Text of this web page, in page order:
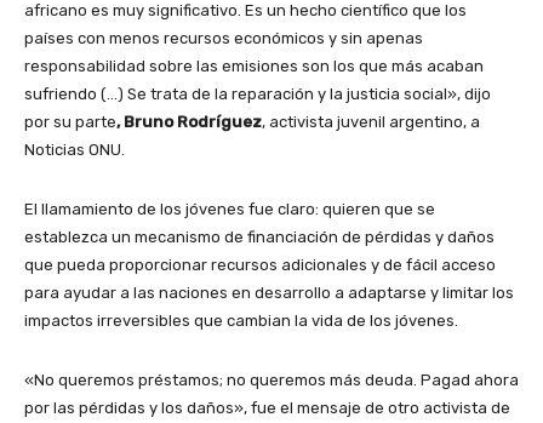
africano es muy significativo. Es un hecho científico que los
países con menos recursos económicos y sin apenas
responsabilidad sobre las emisiones son los que más acaban
sufriendo (…) Se trata de la reparación y la justicia social», dijo
por su parte, Bruno Rodríguez, activista juvenil argentino, a
Noticias ONU.
El llamamiento de los jóvenes fue claro: quieren que se
establezca un mecanismo de financiación de pérdidas y daños
que pueda proporcionar recursos adicionales y de fácil acceso
para ayudar a las naciones en desarrollo a adaptarse y limitar los
impactos irreversibles que cambian la vida de los jóvenes.
«No queremos préstamos; no queremos más deuda. Pagad ahora
por las pérdidas y los daños», fue el mensaje de otro activista de